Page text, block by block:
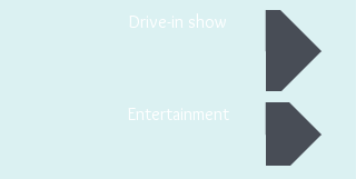
Drive-in show
Entertainment